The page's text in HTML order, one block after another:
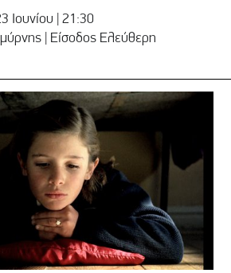
Ιουνίου | 21:30
| Είσοδος Ελεύθερη